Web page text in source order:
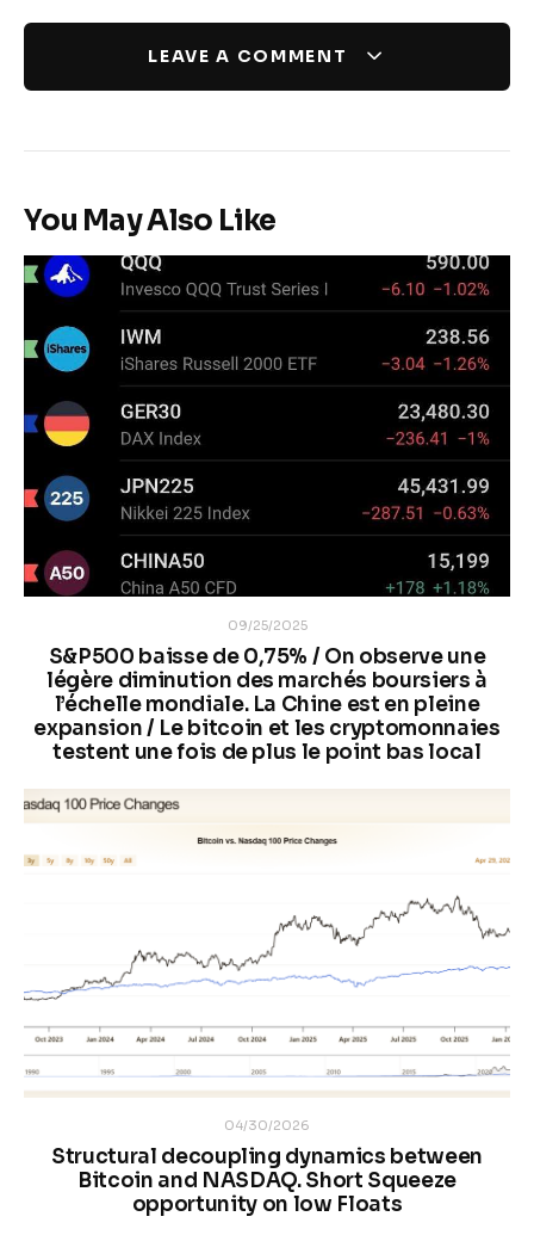
LEAVE A COMMENT
You May Also Like
09/25/2025
S&P500 baisse de 0,75% / On observe une
légère diminution des marchés boursiers à
l’échelle mondiale. La Chine est en pleine
expansion / Le bitcoin et les cryptomonnaies
testent une fois de plus le point bas local
04/30/2026
Structural decoupling dynamics between
Bitcoin and NASDAQ. Short Squeeze
opportunity on low Floats